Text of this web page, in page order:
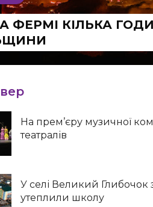
ФЕРМІ КІЛЬКА
На прем’єру музичної
театралів
У селі Великий Глибочок
утеплили школу